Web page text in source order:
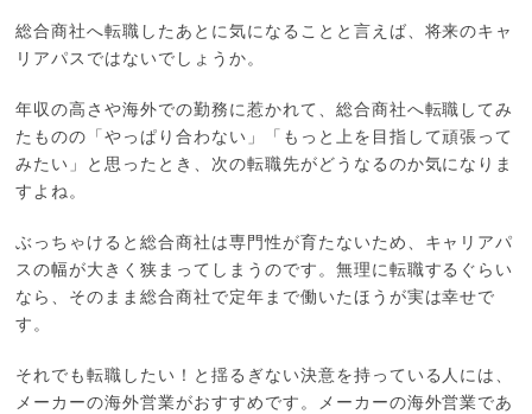
総合商社へ転職したあとに気になることと言えば、将来のキャ
リアパスではないでしょうか。
年収の高さや海外での勤務に惹かれて、総合商社へ転職してみ
たものの「やっぱり合わない」「もっと上を目指して頑張って
みたい」と思ったとき、次の転職先がどうなるのか気になりま
すよね。
ぶっちゃけると総合商社は専門性が育たないため、キャリアパ
スの幅が大きく狭まってしまうのです。無理に転職するぐらい
なら、そのまま総合商社で定年まで働いたほうが実は幸せで
す。
それでも転職したい！と揺るぎない決意を持っている人には、
メーカーの海外営業がおすすめです。メーカーの海外営業であ